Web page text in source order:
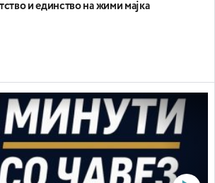
и единство на жими мајка